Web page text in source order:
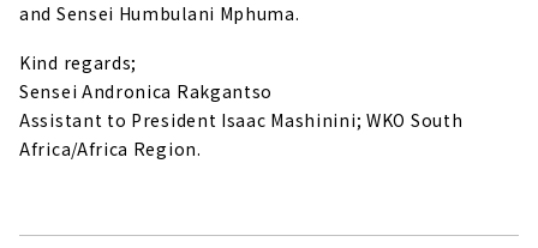
and Sensei Humbulani Mphuma.
Kind regards;
Sensei Andronica Rakgantso
Assistant to President Isaac Mashinini; WKO South
Africa/Africa Region.